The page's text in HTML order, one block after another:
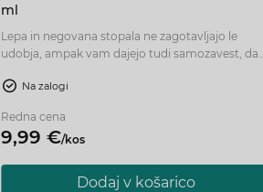
ml
Lepa in negovana stopala ne zagotavljajo le
udobja, ampak vam dajejo tudi samozavest, da
znak zdravja in estetskega videza. Če je vaša koža
regeneracijo, potem je ta izdelek ravno pravšnji
za vas.
Na zalogi
Redna cena
9,99 €/kos
Dodaj v košarico